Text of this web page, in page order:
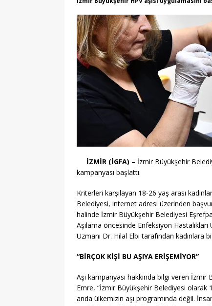
[ 06/08/2026 ] 2026-
İZMİR (İGFA) – İzmir Büyükşehir
kampanyası başlattı.
Kriterleri karşılayan 18-26 yaş arası
Belediyesi, internet adresi üzerinden
halinde İzmir Büyükşehir Belediyesi
Aşılama öncesinde Enfeksiyon
Uzmanı Dr. Hilal Elbi tarafından kadınlara
“BİRÇOK KİŞİ BU AŞIYA ERİŞEMİYOR”
Aşı kampanyası hakkında bilgi veren
Emre, “İzmir Büyükşehir Belediyesi olarak
anda ülkemizin aşı programında değil.